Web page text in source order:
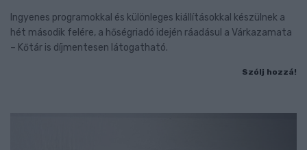
Ingyenes programokkal és különleges kiállításokkal készülnek a
hét második felére, a hőségriadó idején ráadásul a Várkazamata
– Kőtár is díjmentesen látogatható.
Szólj hozzá!